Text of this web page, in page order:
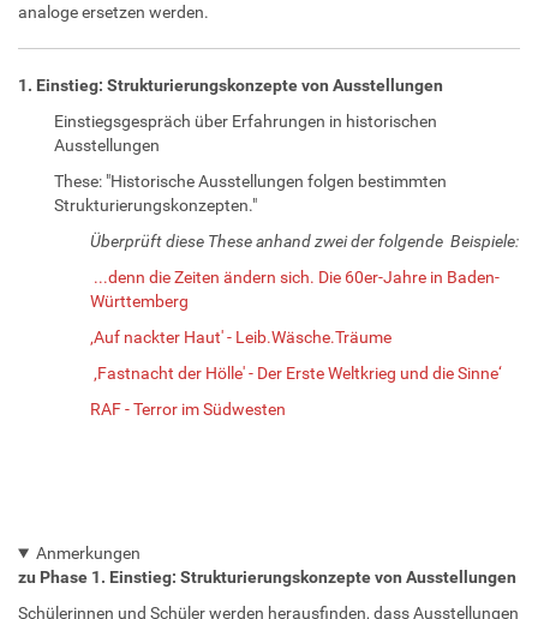
analoge ersetzen werden.
1. Einstieg: Strukturierungskonzepte von Ausstellungen
Einstiegsgespräch über Erfahrungen in historischen
Ausstellungen
These: "Historische Ausstellungen folgen bestimmten
Strukturierungskonzepten."
Überprüft diese These anhand zwei der folgende Beispiele:
...denn die Zeiten ändern sich. Die 60er-Jahre in Baden-
Württemberg
‚Auf nackter Haut' - Leib.Wäsche.Träume
‚Fastnacht der Hölle' - Der Erste Weltkrieg und die Sinne‘
RAF - Terror im Südwesten
Anmerkungen
zu Phase 1. Einstieg: Strukturierungskonzepte von Ausstellungen
Schülerinnen und Schüler werden herausfinden, dass Ausstellungen